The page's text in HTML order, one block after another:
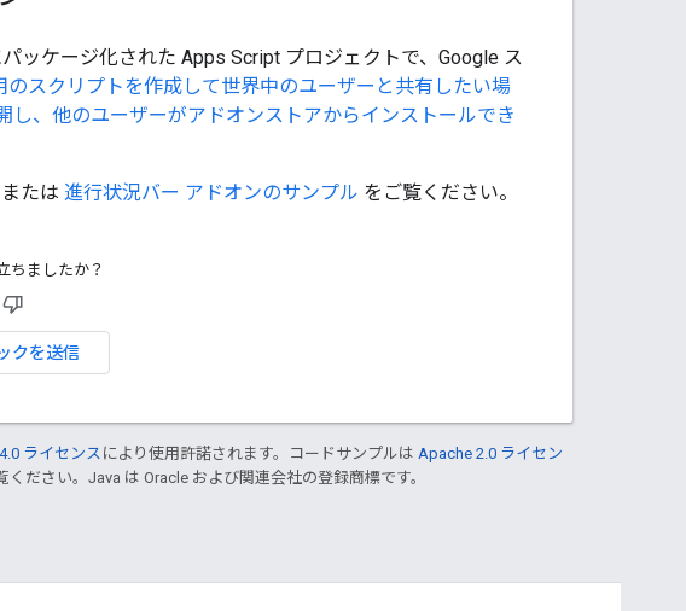
ッケージ化された Apps Script プロジェクトで、Google ス
のスクリプトを作成して世界中のユーザーと共有したい場
し、他のユーザーがアドオンストアからインストールでき
または 進行状況バー アドオンのサンプル をご覧ください。
ちましたか？
クを送信
ライセンス により使用許諾されます。コードサンプルは Apache 2.0 ライセン
ください。Java は Oracle および関連会社の登録商標です。